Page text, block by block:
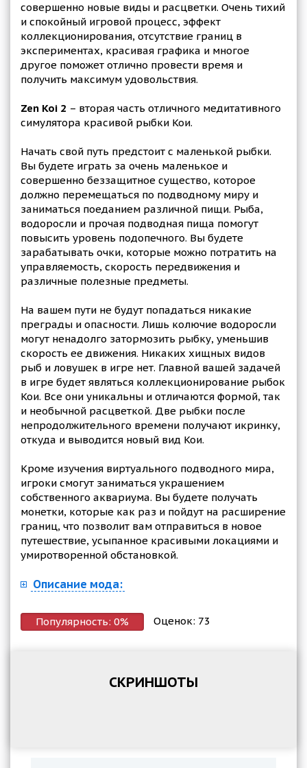
совершенно новые виды и расцветки. Очень тихий
и спокойный игровой процесс, эффект
коллекционирования, отсутствие границ в
экспериментах, красивая графика и многое
другое поможет отлично провести время и
получить максимум удовольствия.
Zen Koi 2 – вторая часть отличного медитативного
симулятора красивой рыбки Кои.
Начать свой путь предстоит с маленькой рыбки.
Вы будете играть за очень маленькое и
совершенно беззащитное существо, которое
должно перемещаться по подводному миру и
заниматься поеданием различной пищи. Рыба,
водоросли и прочая подводная пища помогут
повысить уровень подопечного. Вы будете
зарабатывать очки, которые можно потратить на
управляемость, скорость передвижения и
различные полезные предметы.
На вашем пути не будут попадаться никакие
преграды и опасности. Лишь колючие водоросли
могут ненадолго затормозить рыбку, уменьшив
скорость ее движения. Никаких хищных видов
рыб и ловушек в игре нет. Главной вашей задачей
в игре будет являться коллекционирование рыбок
Кои. Все они уникальны и отличаются формой, так
и необычной расцветкой. Две рыбки после
непродолжительного времени получают икринку,
откуда и выводится новый вид Кои.
Кроме изучения виртуального подводного мира,
игроки смогут заниматься украшением
собственного аквариума. Вы будете получать
монетки, которые как раз и пойдут на расширение
границ, что позволит вам отправиться в новое
путешествие, усыпанное красивыми локациями и
умиротворенной обстановкой.
Описание мода:
Популярность: 0% Оценок: 73
СКРИНШОТЫ